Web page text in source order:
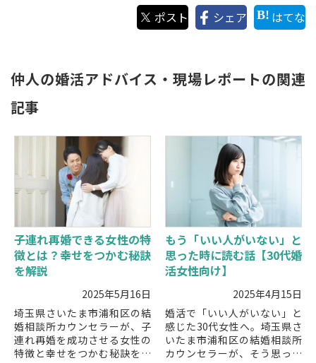
ポスト シェア はてな
仲人の婚活アドバイス・現場レポートの関連
記事
子連れ再婚できる女性の特
徴とは？幸せをつかむ秘訣
を解説
2025年5月16日
埼玉県さいたま市浦和区の結
婚相談所カウンセラーが、子
連れ再婚を成功させる女性の
特徴と幸せをつかむ秘訣を解
もう「いい人がいない」と
思った時に読む話【30代婚
活女性向け】
2025年4月15日
婚活で「いい人がいない」と
感じた30代女性へ。埼玉県さ
いたま市浦和区の結婚相談所
カウンセラーが、そう思って